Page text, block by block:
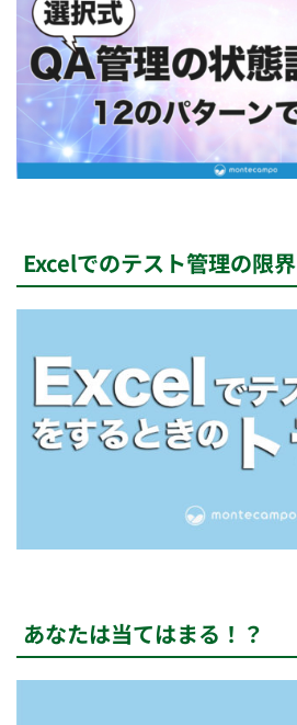
Excelでのテスト管理の限界
あなたは当てはまる！？